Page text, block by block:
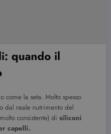
quando il
la seta. Molto spesso
dal reale nutrimento del
consistente) di siliconi
capelli.